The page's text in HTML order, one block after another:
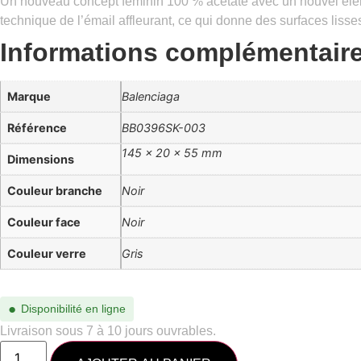
technique de l’émail affleurant, ce qui donne des surfaces
Informations
Référence BB0396SK-003
Dimensions 145 × 20 × 55 mm
Couleur branche Noir
Couleur face Noir
Couleur verre Gris
Marque Balenciaga
● Disponibilité en ligne
Livraison sous 7 à 10 jours ouvrables.